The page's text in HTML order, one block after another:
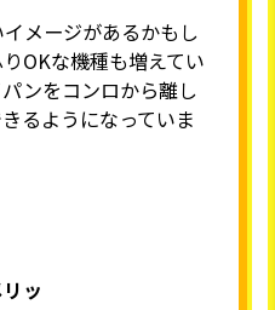
メージがあるかもし
OKな機種も増えてい
ンをコンロから離し
るようになっていま
ッ